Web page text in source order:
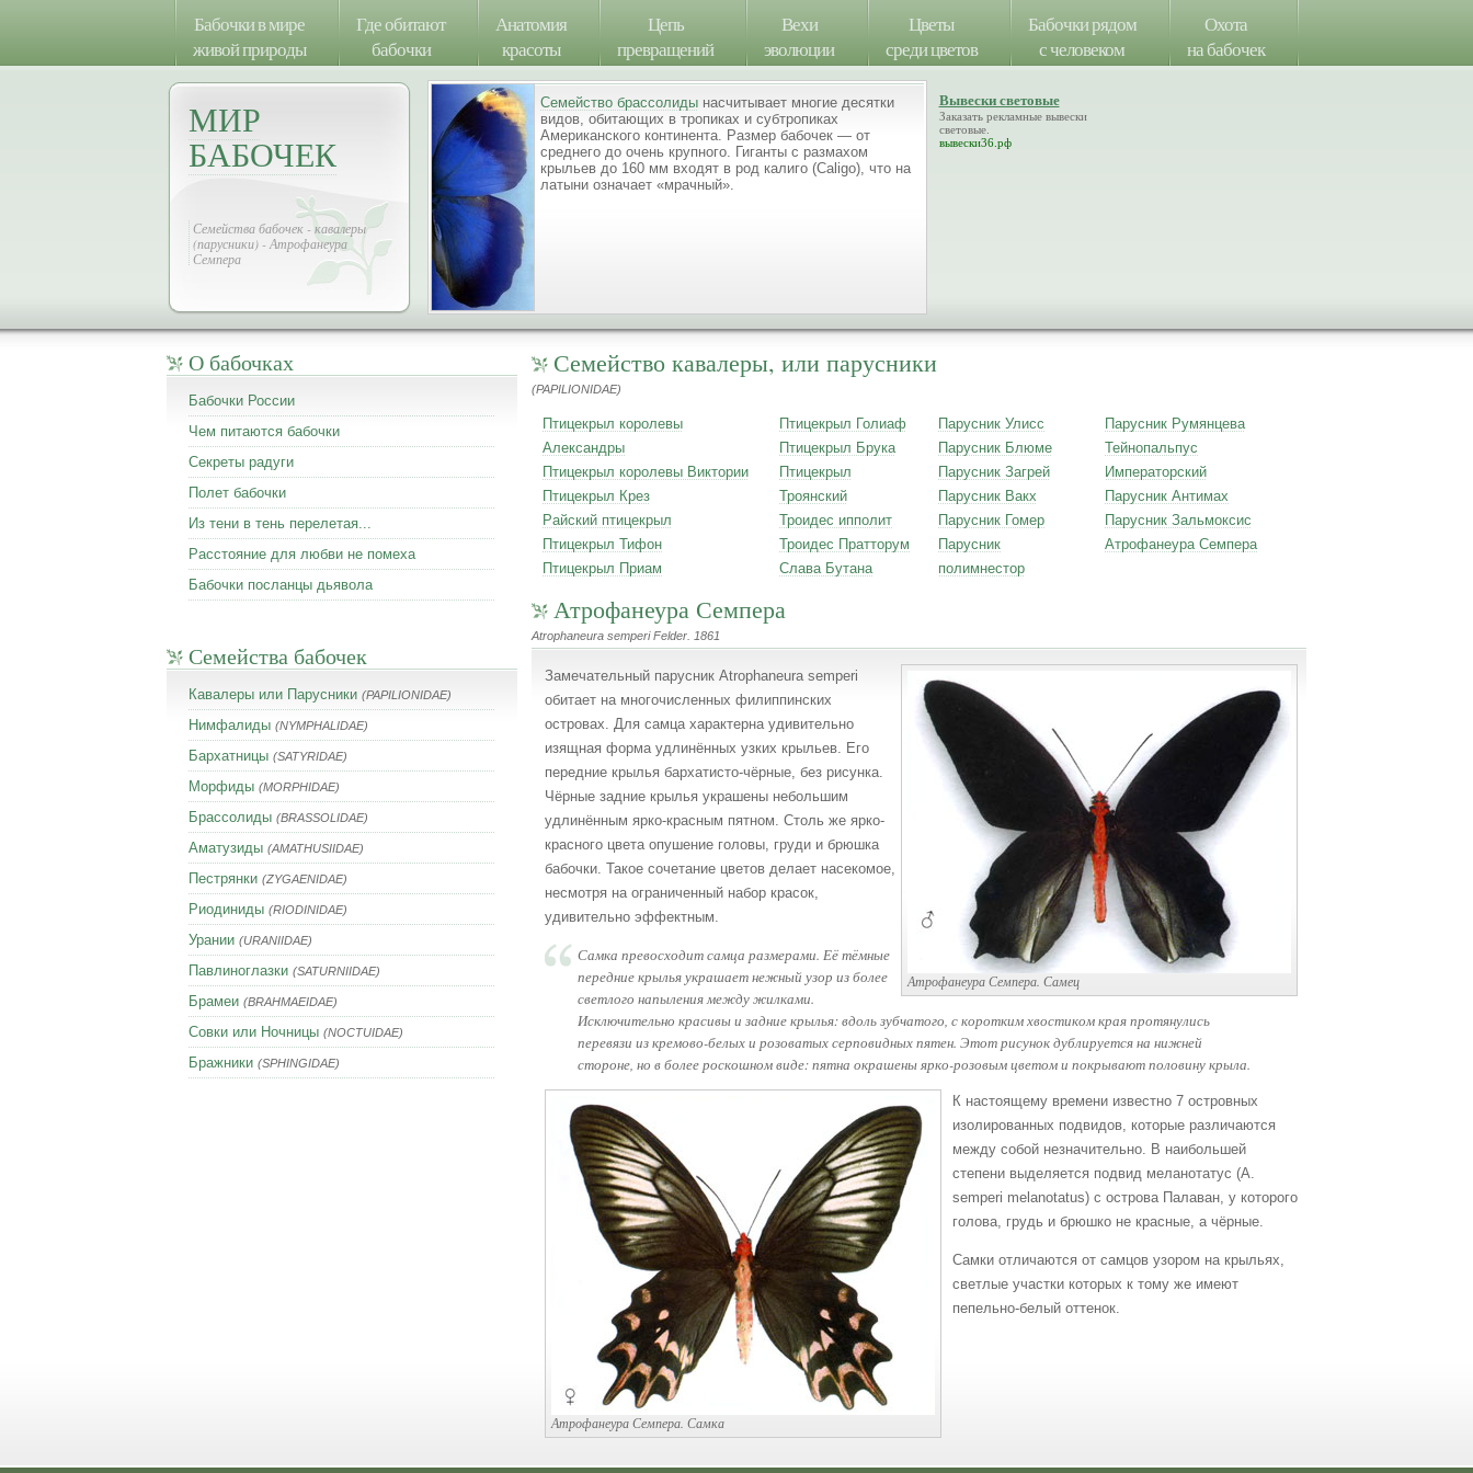
Бабочки в мире
живой природы
Где обитают
бабочки
Анатомия
красоты
Цепь
превращений
Вехи
эволюции
Цветы
среди цветов
Бабочки рядом
с человеком
Охота
на бабочек
МИР
БАБОЧЕК
Семейства бабочек - кавалеры
(парусники) - Атрофанеура
Семпера
Семейство брассолиды насчитывает многие десятки
видов, обитающих в тропиках и субтропиках
Американского континента. Размер бабочек — от
среднего до очень крупного. Гиганты с размахом
крыльев до 160 мм входят в род калиго (Caligo), что на
латыни означает «мрачный».
Вывески световые
Заказать рекламные вывески
световые.
вывески36.рф
О бабочках
Бабочки России
Чем питаются бабочки
Секреты радуги
Полет бабочки
Из тени в тень перелетая...
Расстояние для любви не помеха
Бабочки посланцы дьявола
Семейства бабочек
Кавалеры или Парусники (PAPILIONIDAE)
Нимфалиды (NYMPHALIDAE)
Бархатницы (SATYRIDAE)
Морфиды (MORPHIDAE)
Брассолиды (BRASSOLIDAE)
Аматузиды (AMATHUSIIDAE)
Пестрянки (ZYGAENIDAE)
Риодиниды (RIODINIDAE)
Урании (URANIIDAE)
Павлиноглазки (SATURNIIDAE)
Брамеи (BRAHMAEIDAE)
Совки или Ночницы (NOCTUIDAE)
Бражники (SPHINGIDAE)
Семейство кавалеры, или парусники
(PAPILIONIDAE)
Птицекрыл королевы
Александры
Птицекрыл королевы Виктории
Птицекрыл Крез
Райский птицекрыл
Птицекрыл Тифон
Птицекрыл Приам
Птицекрыл Голиаф
Птицекрыл Брука
Птицекрыл
Троянский
Троидес ипполит
Троидес Пратторум
Слава Бутана
Парусник Улисс
Парусник Блюме
Парусник Загрей
Парусник Вакх
Парусник Гомер
Парусник
полимнестор
Парусник Румянцева
Тейнопальпус
Императорский
Парусник Антимах
Парусник Зальмоксис
Атрофанеура Семпера
Атрофанеура Семпера
Atrophaneura semperi Felder. 1861
Атрофанеура Семпера. Самец
Замечательный парусник Atrophaneura semperi
обитает на многочисленных филиппинских
островах. Для самца характерна удивительно
изящная форма удлинённых узких крыльев. Его
передние крылья бархатисто-чёрные, без рисунка.
Чёрные задние крылья украшены небольшим
удлинённым ярко-красным пятном. Столь же ярко-
красного цвета опушение головы, груди и брюшка
бабочки. Такое сочетание цветов делает насекомое,
несмотря на ограниченный набор красок,
удивительно эффектным.
Самка превосходит самца размерами. Её тёмные
передние крылья украшает нежный узор из более
светлого напыления между жилками.
Исключительно красивы и задние крылья: вдоль зубчатого, с коротким хвостиком края протянулись
перевязи из кремово-белых и розоватых серповидных пятен. Этот рисунок дублируется на нижней
стороне, но в более роскошном виде: пятна окрашены ярко-розовым цветом и покрывают половину крыла.
Атрофанеура Семпера. Самка
К настоящему времени известно 7 островных
изолированных подвидов, которые различаются
между собой незначительно. В наибольшей
степени выделяется подвид меланотатус (A.
semperi melanotatus) с острова Палаван, у которого
голова, грудь и брюшко не красные, а чёрные.
Самки отличаются от самцов узором на крыльях,
светлые участки которых к тому же имеют
пепельно-белый оттенок.